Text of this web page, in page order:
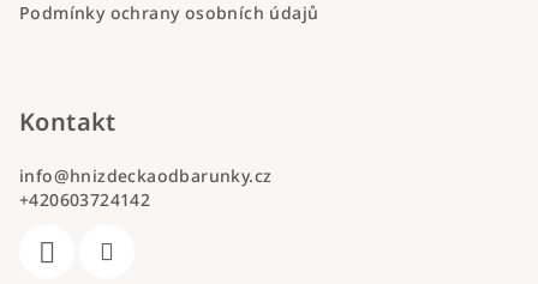
Podmínky ochrany osobních údajů
Kontakt
info@hnizdeckaodbarunky.cz
+420603724142